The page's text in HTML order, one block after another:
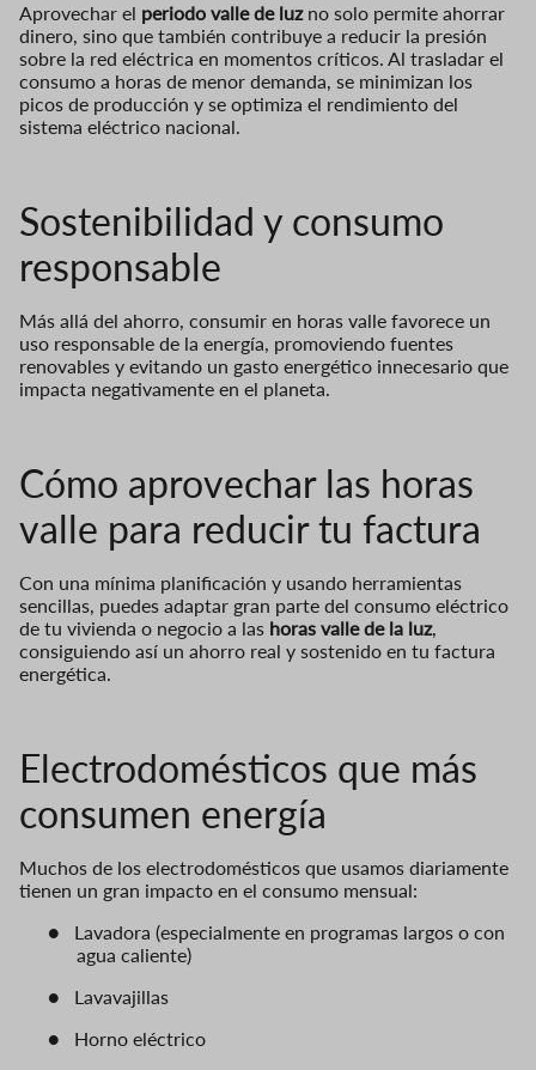
Aprovechar el periodo valle de luzno solo permite ahorrar
dinero, sino que también contribuye a reducir la presión
sobre la red eléctrica en momentos críticos. Al trasladar el
consumo a horas de menor demanda, se minimizan los
picos de producción y se optimiza el rendimiento del
sistema eléctrico nacional.
Sostenibilidad y consumo
responsable
Más allá del ahorro, consumir en horas valle favorece un
uso responsable de la energía, promoviendo fuentes
renovables y evitando un gasto energético innecesario que
impacta negativamente en el planeta.
Cómo aprovechar las horas
valle para reducir tu factura
Con una mínima planificación y usando herramientas
sencillas, puedes adaptar gran parte del consumo eléctrico
de tu vivienda o negocio a las horas valle de la luz,
consiguiendo así un ahorro real y sostenido en tu factura
energética.
Electrodomésticos que más
consumen energía
Muchos de los electrodomésticos que usamos diariamente
tienen un gran impacto en el consumo mensual:
●
Lavadora (especialmente en programas largos o con
agua caliente)
●
Lavavajillas
●
Horno eléctrico